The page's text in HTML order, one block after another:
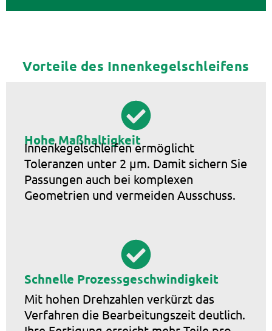
Vorteile des Innenkegelschleifens
Hohe Maßhaltigkeit
Innenkegelschleifen ermöglicht
Toleranzen unter 2 µm. Damit sichern Sie
Passungen auch bei komplexen
Geometrien und vermeiden Ausschuss.
Schnelle Prozessgeschwindigkeit
Mit hohen Drehzahlen verkürzt das
Verfahren die Bearbeitungszeit deutlich.